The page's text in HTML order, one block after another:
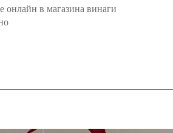
онлайн в магазина винаги